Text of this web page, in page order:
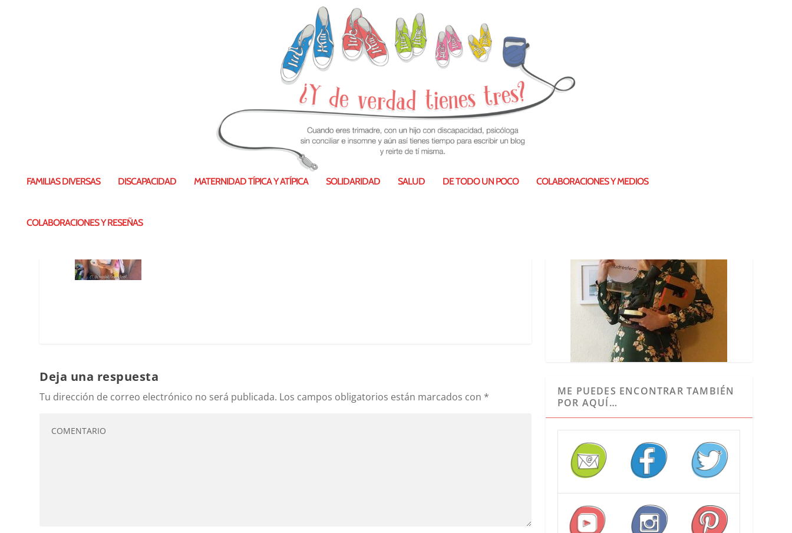
FAMILIAS DIVERSAS DISCAPACIDAD MATERNIDAD TÍPICA Y ATÍPICA SOLIDARIDAD SALUD DE TODO UN POCO COLABORACIONES Y MEDIOS
COLABORACIONES Y RESEÑAS
Deja una respuesta
Tu dirección de correo electrónico no será publicada. Los campos obligatorios están marcados con *
ME PUEDES ENCONTRAR TAMBIÉN
POR AQUÍ…